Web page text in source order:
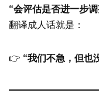
“会评估是否进一步
翻译成人话就是：
👉 “我们不急，但也